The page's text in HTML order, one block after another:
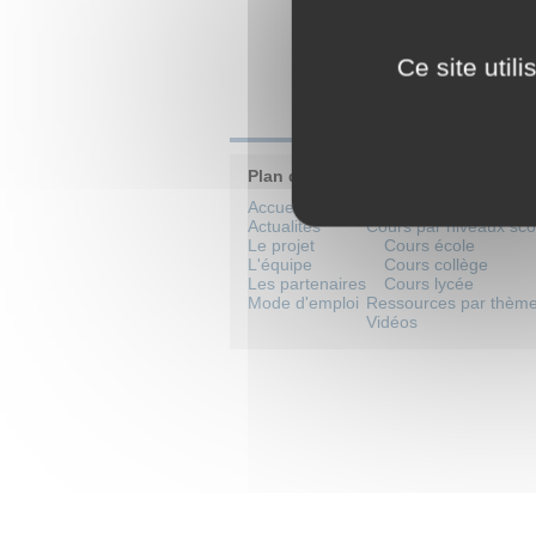
Plan du site
Accueil
Actualités
Le projet
L'équipe
Les partenaires
Mode d'emploi
Cours par niveaux
Cours école
Cours collège
Cours lycée
Ressources par
Vidéos
Ce site